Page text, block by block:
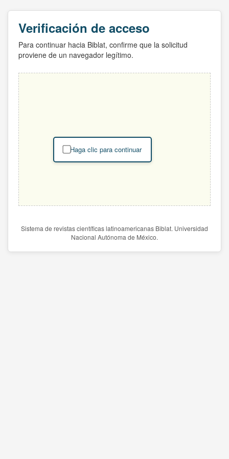
Verificación de acceso
Para continuar hacia Biblat, confirme que la solicitud
proviene de un navegador legítimo.
Haga clic para continuar
Sistema de revistas científicas latinoamericanas Biblat. Universidad
Nacional Autónoma de México.